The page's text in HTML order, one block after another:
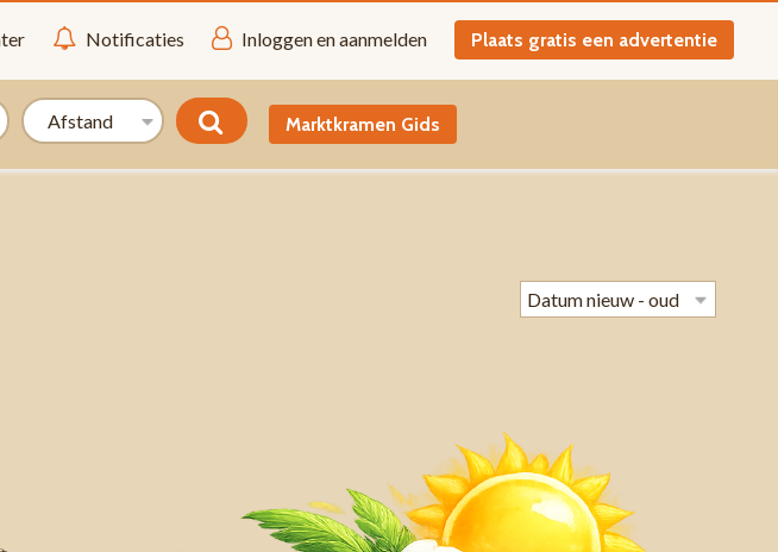
Notificaties Inloggen en aanmelden Plaats gratis een advertentie
Marktkramen Gids